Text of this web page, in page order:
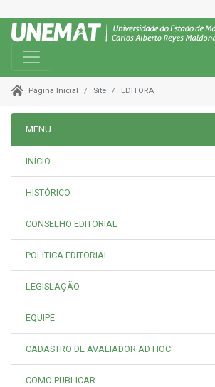
Toggle navigation
Página Inicial Site EDITORA
MENU
INÍCIO
HISTÓRICO
CONSELHO EDITORIAL
POLÍTICA EDITORIAL
LEGISLAÇÃO
EQUIPE
CADASTRO DE AVALIADOR AD HOC
COMO PUBLICAR